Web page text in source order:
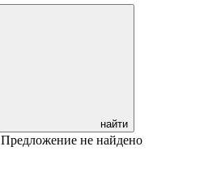
найти
Предложение не найдено